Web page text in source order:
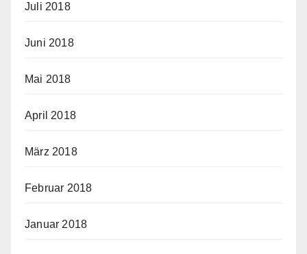
Juli 2018
Juni 2018
Mai 2018
April 2018
März 2018
Februar 2018
Januar 2018